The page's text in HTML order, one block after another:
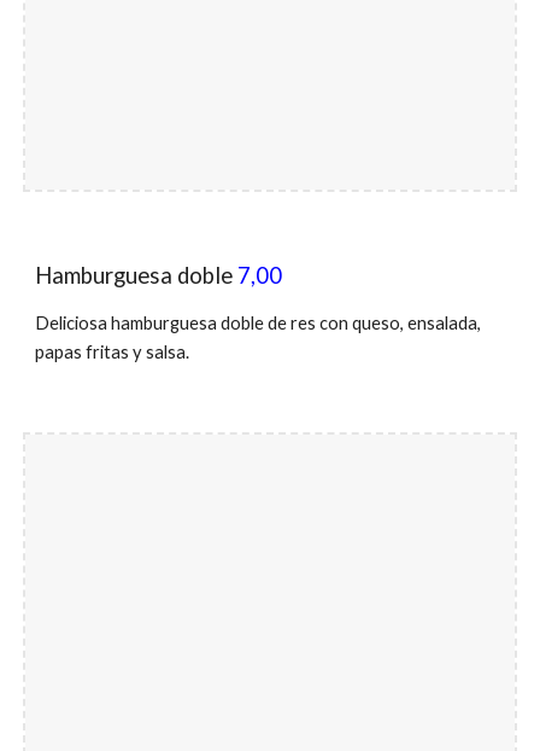
Hamburguesa doble 7,00
Deliciosa hamburguesadoble deres con queso, ensalada,
papas fritas y salsa.